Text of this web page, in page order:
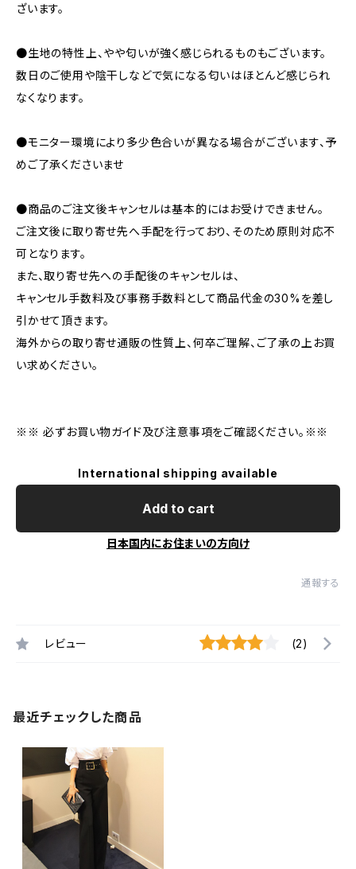
ざいます。
●生地の特性上、やや匂いが強く感じられるものもございます。
数日のご使用や陰干しなどで気になる匂いはほとんど感じられ
なくなります。
●モニター環境により多少色合いが異なる場合がございます、予
めご了承くださいませ
●商品のご注文後キャンセルは基本的にはお受けできません。
ご注文後に取り寄せ先へ手配を行っており、そのため原則対応不
可となります。
また、取り寄せ先への手配後のキャンセルは、
キャンセル手数料及び事務手数料として商品代金の30%を差し
引かせて頂きます。
海外からの取り寄せ通販の性質上、何卒ご理解、ご了承の上お買
い求めください。
※※ 必ずお買い物ガイド及び注意事項をご確認ください。※※
International shipping available
Add to cart
日本国内にお住まいの方向け
通報する
レビュー (2)
最近チェックした商品